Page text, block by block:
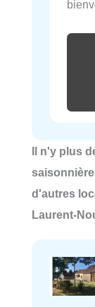
Il n'y plus
d'autres
Laurent-